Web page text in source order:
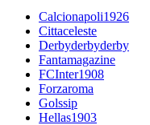
Calcionapoli1926
Cittaceleste
Derbyderbyderby
Fantamagazine
FCInter1908
Forzaroma
Golssip
Hellas1903